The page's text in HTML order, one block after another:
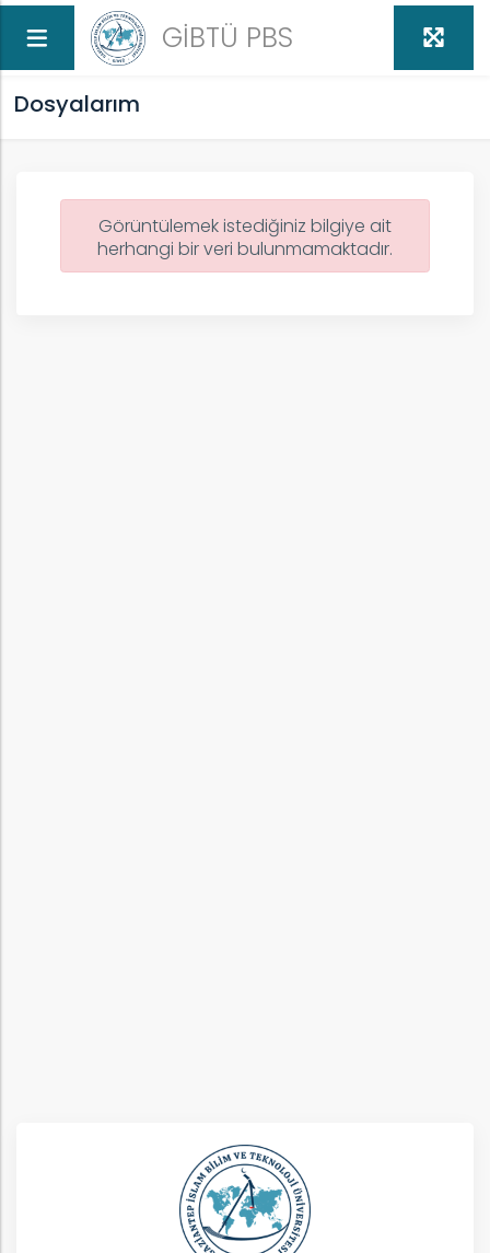
GİBTÜ PBS
Dosyalarım
Görüntülemek istediğiniz bilgiye ait
herhangi bir veri bulunmamaktadır.